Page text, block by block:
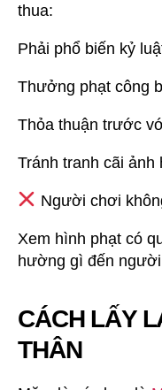
thua:
Phải phổ biến kỷ
Thưởng phạt công
Thỏa thuận trước
Tránh tranh cãi
Người chơi
Xem hình phạt có
hường gì đến
CÁCH LẤY
THÂN